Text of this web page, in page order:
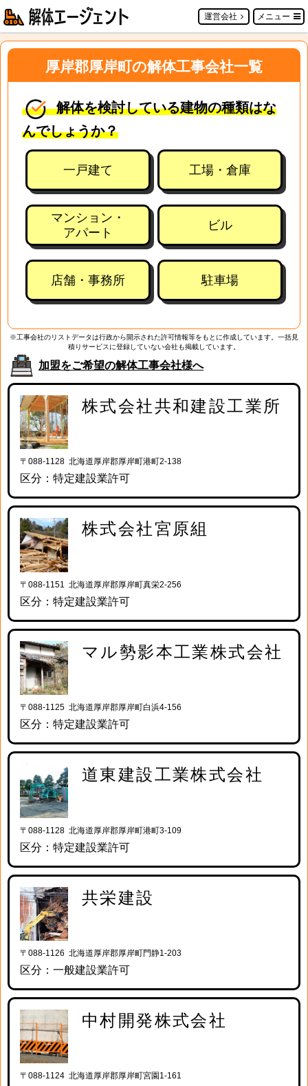
運営会社 メニュー
厚岸郡厚岸町の解体工事会社一覧
解体を検討している建物の種類はな
んでしょうか？
一戸建て 工場・倉庫
マンション・
アパート
ビル
店舗・事務所 駐車場
※工事会社のリストデータは行政から開示された許可情報等をもとに作成しています。一括見
積りサービスに登録していない会社も掲載しています。
加盟をご希望の解体工事会社様へ
株式会社共和建設工業所
〒088-1128 北海道厚岸郡厚岸町港町2-138
区分：特定建設業許可
株式会社宮原組
〒088-1151 北海道厚岸郡厚岸町真栄2-256
区分：特定建設業許可
マル勢影本工業株式会社
〒088-1125 北海道厚岸郡厚岸町白浜4-156
区分：特定建設業許可
道東建設工業株式会社
〒088-1128 北海道厚岸郡厚岸町港町3-109
区分：特定建設業許可
共栄建設
〒088-1126 北海道厚岸郡厚岸町門静1-203
区分：一般建設業許可
中村開発株式会社
〒088-1124 北海道厚岸郡厚岸町宮園1-161